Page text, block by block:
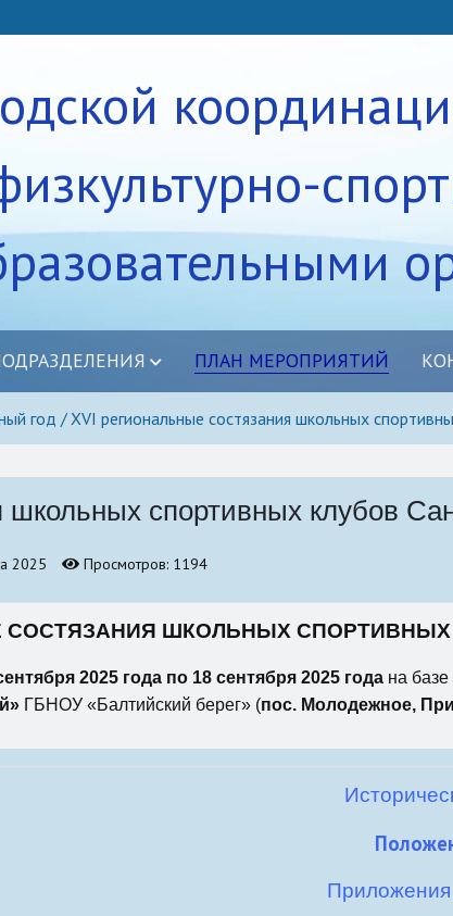
клубы
учебно-
ПЛАН МЕРОПРИЯТИЙ
год XVI региональные состязания школьных
спортивных клубов
2025 Просмотров: 1194
СОСТЯЗАНИЯ ШКОЛЬНЫХ СПОРТИВНЫХ
2025 года по 18 сентября 2025 года на базе
ГБНОУ «Балтийский берег» (пос. Молодежное,